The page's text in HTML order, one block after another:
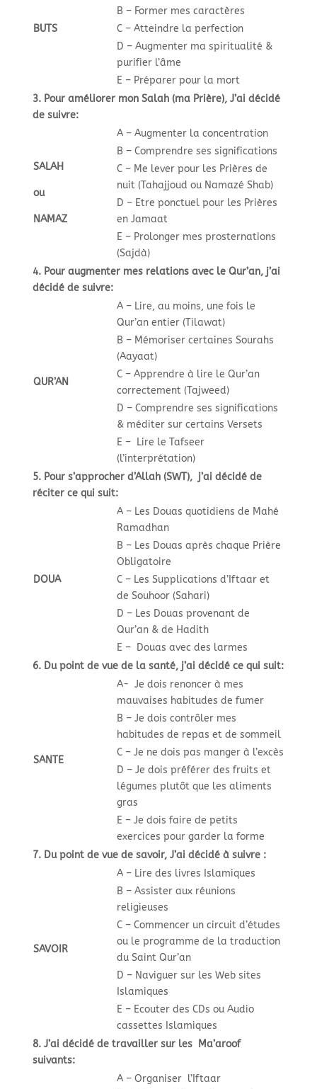
BUTS
B – Former mes caractères
C – Atteindre la perfection
D – Augmenter ma spiritualité &
purifier l’âme
E – Préparer pour la mort
3. Pour améliorer mon Salah (ma Prière), J’ai décidé
de suivre:
SALAH
ou
NAMAZ
A – Augmenter la concentration
B – Comprendre ses significations
C – Me lever pour les Prières de
nuit (Tahajjoud ou Namazé Shab)
D – Etre ponctuel pour les Prières
en Jamaat
E – Prolonger mes prosternations
(Sajdà)
4. Pour augmenter mes relations avec le Qur’an, j’ai
décidé de suivre:
QUR’AN
A – Lire, au moins, une fois le
Qur’an entier (Tilawat)
B – Mémoriser certaines Sourahs
(Aayaat)
C – Apprendre à lire le Qur’an
correctement (Tajweed)
D – Comprendre ses significations
& méditer sur certains Versets
E – Lire le Tafseer
(l’interprétation)
5. Pour s’approcher d’Allah (SWT), j’ai décidé de
réciter ce qui suit:
DOUA
A – Les Douas quotidiens de Mahé
Ramadhan
B – Les Douas après chaque Prière
Obligatoire
C – Les Supplications d’Iftaar et
de Souhoor (Sahari)
D – Les Douas provenant de
Qur’an & de Hadith
E – Douas avec des larmes
6. Du point de vue de la santé, j’ai décidé ce qui suit:
SANTE
A- Je dois renoncer à mes
mauvaises habitudes de fumer
B – Je dois contrôler mes
habitudes de repas et de sommeil
C – Je ne dois pas manger à l’excès
D – Je dois préférer des fruits et
légumes plutôt que les aliments
gras
E – Je dois faire de petits
exercices pour garder la forme
7. Du point de vue de savoir, J’ai décidé à suivre :
SAVOIR
A – Lire des livres Islamiques
B – Assister aux réunions
religieuses
C – Commencer un circuit d’études
ou le programme de la traduction
du Saint Qur’an
D – Naviguer sur les Web sites
Islamiques
E – Ecouter des CDs ou Audio
cassettes Islamiques
8. J’ai décidé de travailler sur les Ma’aroof
suivants:
A – Organiser l’Iftaar